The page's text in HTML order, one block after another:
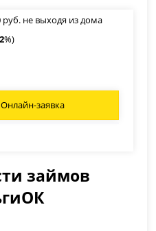
не выходя из дома
%)
Онлайн-заявка
займов